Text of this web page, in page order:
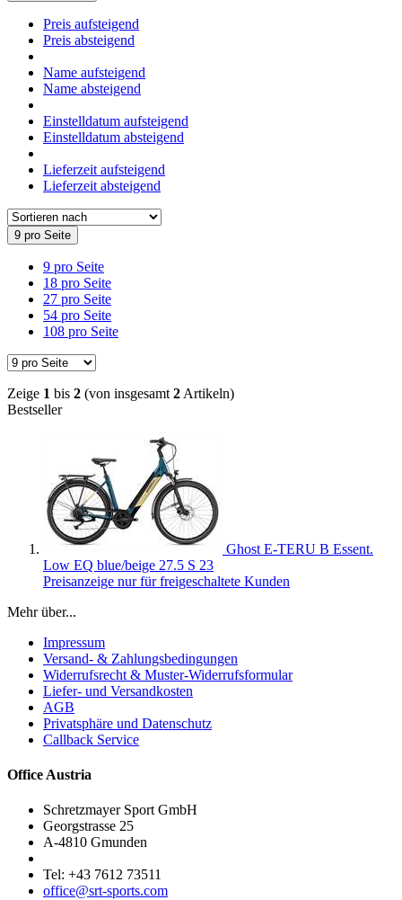
Preis aufsteigend
Preis absteigend
Name aufsteigend
Name absteigend
Einstelldatum aufsteigend
Einstelldatum absteigend
Lieferzeit aufsteigend
Lieferzeit absteigend
9 pro Seite
9 pro Seite
18 pro Seite
27 pro Seite
54 pro Seite
108 pro Seite
Zeige 1 bis 2 (von insgesamt 2 Artikeln)
Bestseller
Ghost E-TERU B Essent.
Low EQ blue/beige 27.5 S 23
Preisanzeige nur für freigeschaltete Kunden
Mehr über...
Impressum
Versand- & Zahlungsbedingungen
Widerrufsrecht & Muster-Widerrufsformular
Liefer- und Versandkosten
AGB
Privatsphäre und Datenschutz
Callback Service
Office Austria
Schretzmayer Sport GmbH
Georgstrasse 25
A-4810 Gmunden
Tel: +43 7612 73511
office@srt-sports.com